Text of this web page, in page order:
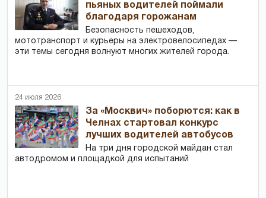
пьяных водителей поймали
благодаря горожанам
Безопасность пешеходов,
мототранспорт и курьеры на электровелосипедах —
эти темы сегодня волнуют многих жителей города.
24 июля 2026
За «Москвич» поборются: как в
Челнах стартовал конкурс
лучших водителей автобусов
На три дня городской майдан стал
автодромом и площадкой для испытаний